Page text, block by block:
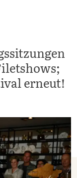
erneut!